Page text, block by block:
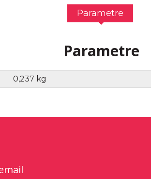
Parametre
Parametre
0,237 kg